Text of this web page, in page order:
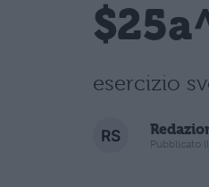
esercizio
Pubblicato